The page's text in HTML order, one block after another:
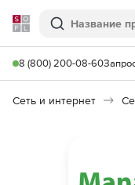
Softline
Поиск
8 (800) 200-08-60
Сеть и интернет